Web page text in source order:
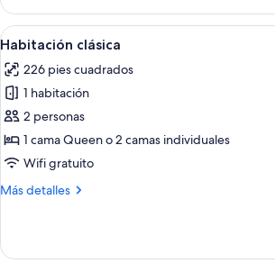
individual
clásica
Abrir
todas
las
fotos
de
Habitación
clásica
Una
6
Habitación clásica
226 pies cuadrados
1 habitación
2 personas
1 cama Queen o 2 camas individuales
Wifi gratuito
Más detalles
Más
clásica